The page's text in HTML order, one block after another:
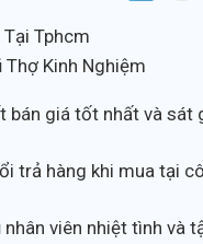
Tphcm
Kinh Nghiệm
bán giá tốt nhất và sát
trả hàng khi mua tại
viên nhiệt tình và